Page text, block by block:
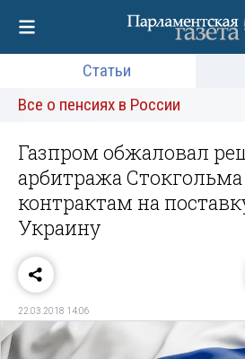
Статьи
Все о пенсиях в России
Газпром обжаловал
арбитража
контрактам на
Украину
22.03.2018 14:06